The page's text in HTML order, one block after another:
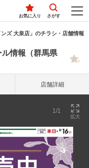
お気に入り さがす
ンズ 大泉店」のチラシ・店舗情報
情報（群馬県
店舗詳細
1/1
拡大